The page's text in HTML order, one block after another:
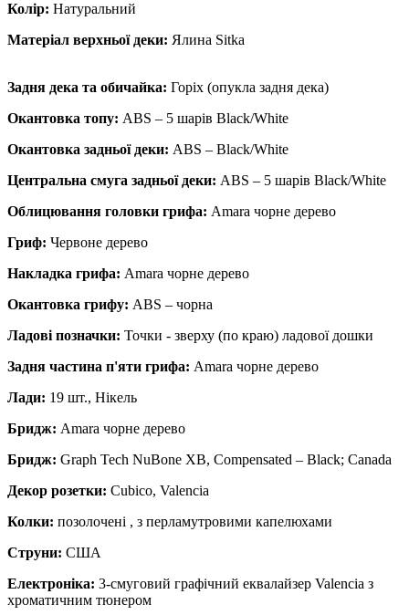
Колір: Натуральний
Матеріал верхньої деки: Ялина Sitka
Задня дека та обичайка: Горіх (опукла задня дека)
Окантовка топу: ABS – 5 шарів Black/White
Окантовка задньої деки: ABS – Black/White
Центральна смуга задньої деки: ABS – 5 шарів Black/White
Облицювання головки грифа: Amara чорне дерево
Гриф: Червоне дерево
Накладка грифа: Amara чорне дерево
Окантовка грифу: ABS – чорна
Ладові позначки: Точки - зверху (по краю) ладової дошки
Задня частина п'яти грифа: Amara чорне дерево
Лади: 19 шт., Нікель
Бридж: Amara чорне дерево
Бридж: Graph Tech NuBone XB, Compensated – Black; Canada
Декор розетки: Cubico, Valencia
Колки: позолочені , з перламутровими капелюхами
Струни: США
Електроніка: 3-смуговий графічний еквалайзер Valencia з
хроматичним тюнером